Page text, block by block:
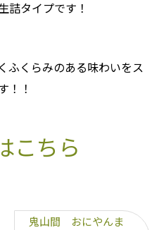
詰タイプです！
ふくらみのある味わいをス
！！
こちら
鬼山間 おにやんま